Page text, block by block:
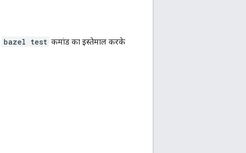
bazel test कमांड का इस्तेमाल करके